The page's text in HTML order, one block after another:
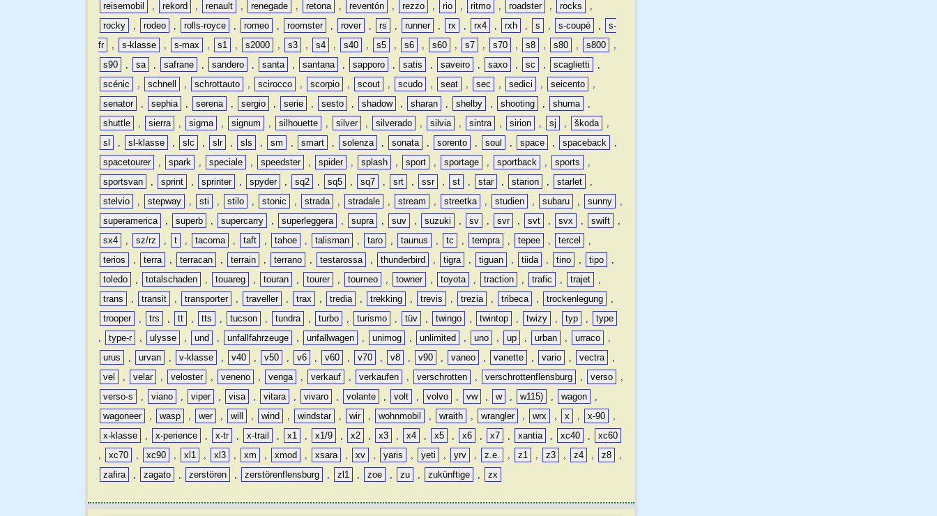
reisemobil
, rekord , renault , renegade , retona , reventón , rezzo , rio , ritmo , roadster , rocks
,
rocky
, rodeo , rolls-royce , romeo , roomster , rover , rs , runner , rx , rx4 , rxh , s , s-coupé ,
s-
fr
, s-klasse , s-max , s1 , s2000 , s3 , s4 , s40 , s5 , s6 , s60 , s7 , s70 , s8 , s80 , s800
,
s90
, sa , safrane , sandero , santa , santana , sapporo , satis , saveiro , saxo , sc , scaglietti
,
scénic
, schnell , schrottauto , scirocco , scorpio , scout , scudo , seat , sec , sedici , seicento
,
senator
, sephia , serena , sergio , serie , sesto , shadow , sharan , shelby , shooting , shuma
,
shuttle
, sierra , sigma , signum , silhouette , silver , silverado , silvia , sintra , sirion , sj , škoda
,
sl
, sl-klasse , slc , slr , sls , sm , smart , solenza , sonata , sorento , soul , space , spaceback
,
spacetourer
, spark , speciale , speedster , spider , splash , sport , sportage , sportback , sports
,
sportsvan
, sprint , sprinter , spyder , sq2 , sq5 , sq7 , srt , ssr , st , star , starion , starlet
,
stelvio
, stepway , sti , stilo , stonic , strada , stradale , stream , streetka , studien , subaru , sunny
,
superamerica
, superb , supercarry , superleggera , supra , suv , suzuki , sv , svr , svt , svx , swift
,
sx4
, sz/rz , t , tacoma , taft , tahoe , talisman , taro , taunus , tc , tempra , tepee , tercel
,
terios
, terra , terracan , terrain , terrano , testarossa , thunderbird , tigra , tiguan , tiida , tino , tipo
,
toledo
, totalschaden , touareg , touran , tourer , tourneo , towner , toyota , traction , trafic , trajet
,
trans
, transit , transporter , traveller , trax , tredia , trekking , trevis , trezia , tribeca , trockenlegung
,
trooper
, trs , tt , tts , tucson , tundra , turbo , turismo , tüv , twingo , twintop , twizy , typ ,
type
,
type-r , ulysse , und , unfallfahrzeuge , unfallwagen , unimog , unlimited , uno , up , urban , urraco
,
urus
, urvan , v-klasse , v40 , v50 , v6 , v60 , v70 , v8 , v90 , vaneo , vanette , vario , vectra
,
vel
, velar , veloster , veneno , venga , verkauf , verkaufen , verschrotten , verschrottenflensburg , verso
,
verso-s
, viano , viper , visa , vitara , vivaro , volante , volt , volvo , vw , w , w115) , wagon
,
wagoneer
, wasp , wer , will , wind , windstar , wir , wohnmobil , wraith , wrangler , wrx , x , x-90
,
x-klasse
, x-perience , x-tr , x-trail , x1 , x1/9 , x2 , x3 , x4 , x5 , x6 , x7 , xantia , xc40 ,
xc60
,
xc70 , xc90 , xl1 , xl3 , xm , xmod , xsara , xv , yaris , yeti , yrv , z.e. , z1 , z3 , z4 , z8
,
zafira
, zagato , zerstören , zerstörenflensburg , zl1 , zoe , zu , zukünftige , zx